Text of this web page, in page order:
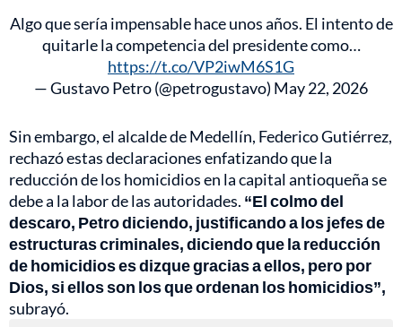
Algo que sería impensable hace unos años. El intento de
quitarle la competencia del presidente como…
https://t.co/VP2iwM6S1G
— Gustavo Petro (@petrogustavo) May 22, 2026
Sin embargo, el alcalde de Medellín, Federico Gutiérrez,
rechazó estas declaraciones enfatizando que la
reducción de los homicidios en la capital antioqueña se
debe a la labor de las autoridades. “El colmo del
descaro, Petro diciendo, justificando a los jefes de
estructuras criminales, diciendo que la reducción
de homicidios es dizque gracias a ellos, pero por
Dios, si ellos son los que ordenan los homicidios”,
subrayó.